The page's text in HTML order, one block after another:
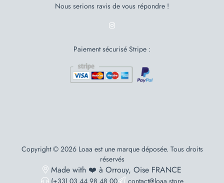
Nous serions ravis de vous répondre !
Paiement sécurisé Stripe :
Copyright © 2026 Loaa est une marque déposée. Tous droits
réservés
Made with ❤️ à Orrouy, Oise FRANCE
(+33) 03 44 98 48 00 contact@loaa.store